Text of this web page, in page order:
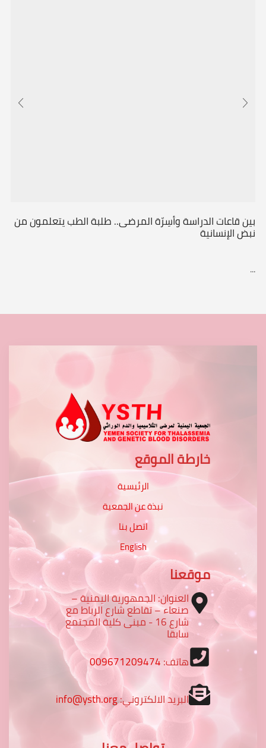
بين قاعات الدراسة وأسِرّة المرضى.. طلبة الطب يتعلمون من
نبض الإنسانية
...
خارطة الموقع
الرئيسية
نبذة عن الجمعية
اتصل بنا
English
موقعنا
العنوان: الجمهورية اليمنية –
صنعاء – تقاطع شارع الرباط مع
شارع 16 - مبنى كلية المجتمع
سابقا
هاتف:009671209474
البريد الالكتروني:info@ysth.org